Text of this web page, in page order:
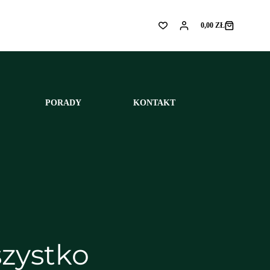
Koszyk
0,00 ZŁ
PORADY KONTAKT